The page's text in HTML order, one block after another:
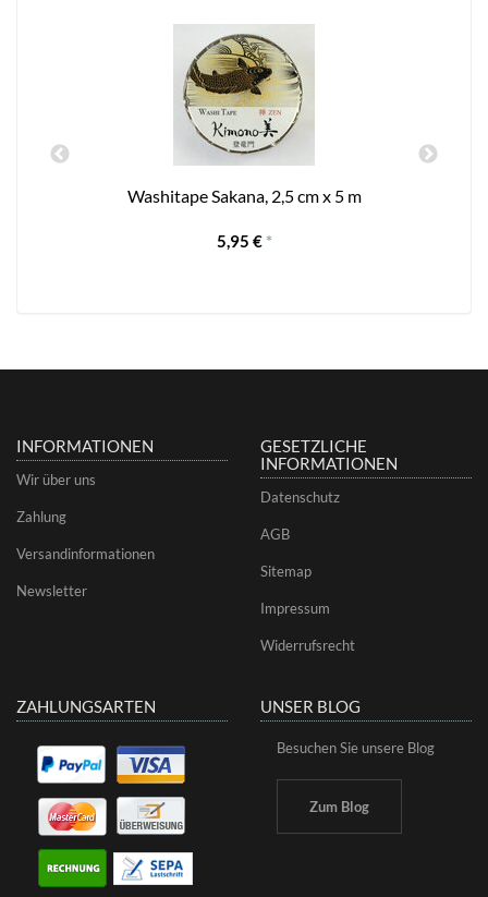
Washitape Sakana, 2,5 cm x 5 m
5,95 € *
INFORMATIONEN
Wir über uns
Zahlung
Versandinformationen
Newsletter
GESETZLICHE
INFORMATIONEN
Datenschutz
AGB
Sitemap
Impressum
Widerrufsrecht
ZAHLUNGSARTEN UNSER BLOG
Besuchen Sie unsere Blog
Zum Blog